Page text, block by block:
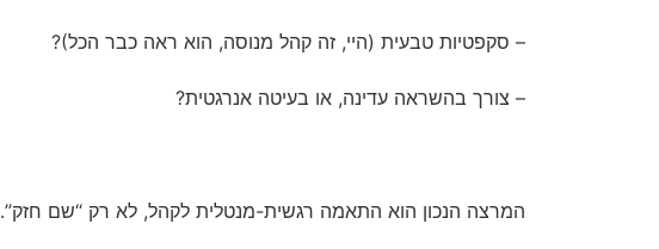
– סקפטיות טבעית (היי, זה קהל מנוסה, הוא ראה כבר הכל)?
– צורך בהשראה עדינה, או בעיטה אנרגטית?
המרצה הנכון הוא התאמה רגשית-מנטלית לקהל, לא רק “שם חזק”.